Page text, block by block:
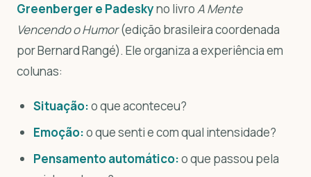
Greenberger e Padeskyno livroA Mente
Vencendo o Humor(edição brasileira coordenada
por Bernard Rangé). Ele organiza a experiência em
colunas:
Situação:o que aconteceu?
Emoção:o que senti e com qual intensidade?
Pensamento automático:o que passou pela